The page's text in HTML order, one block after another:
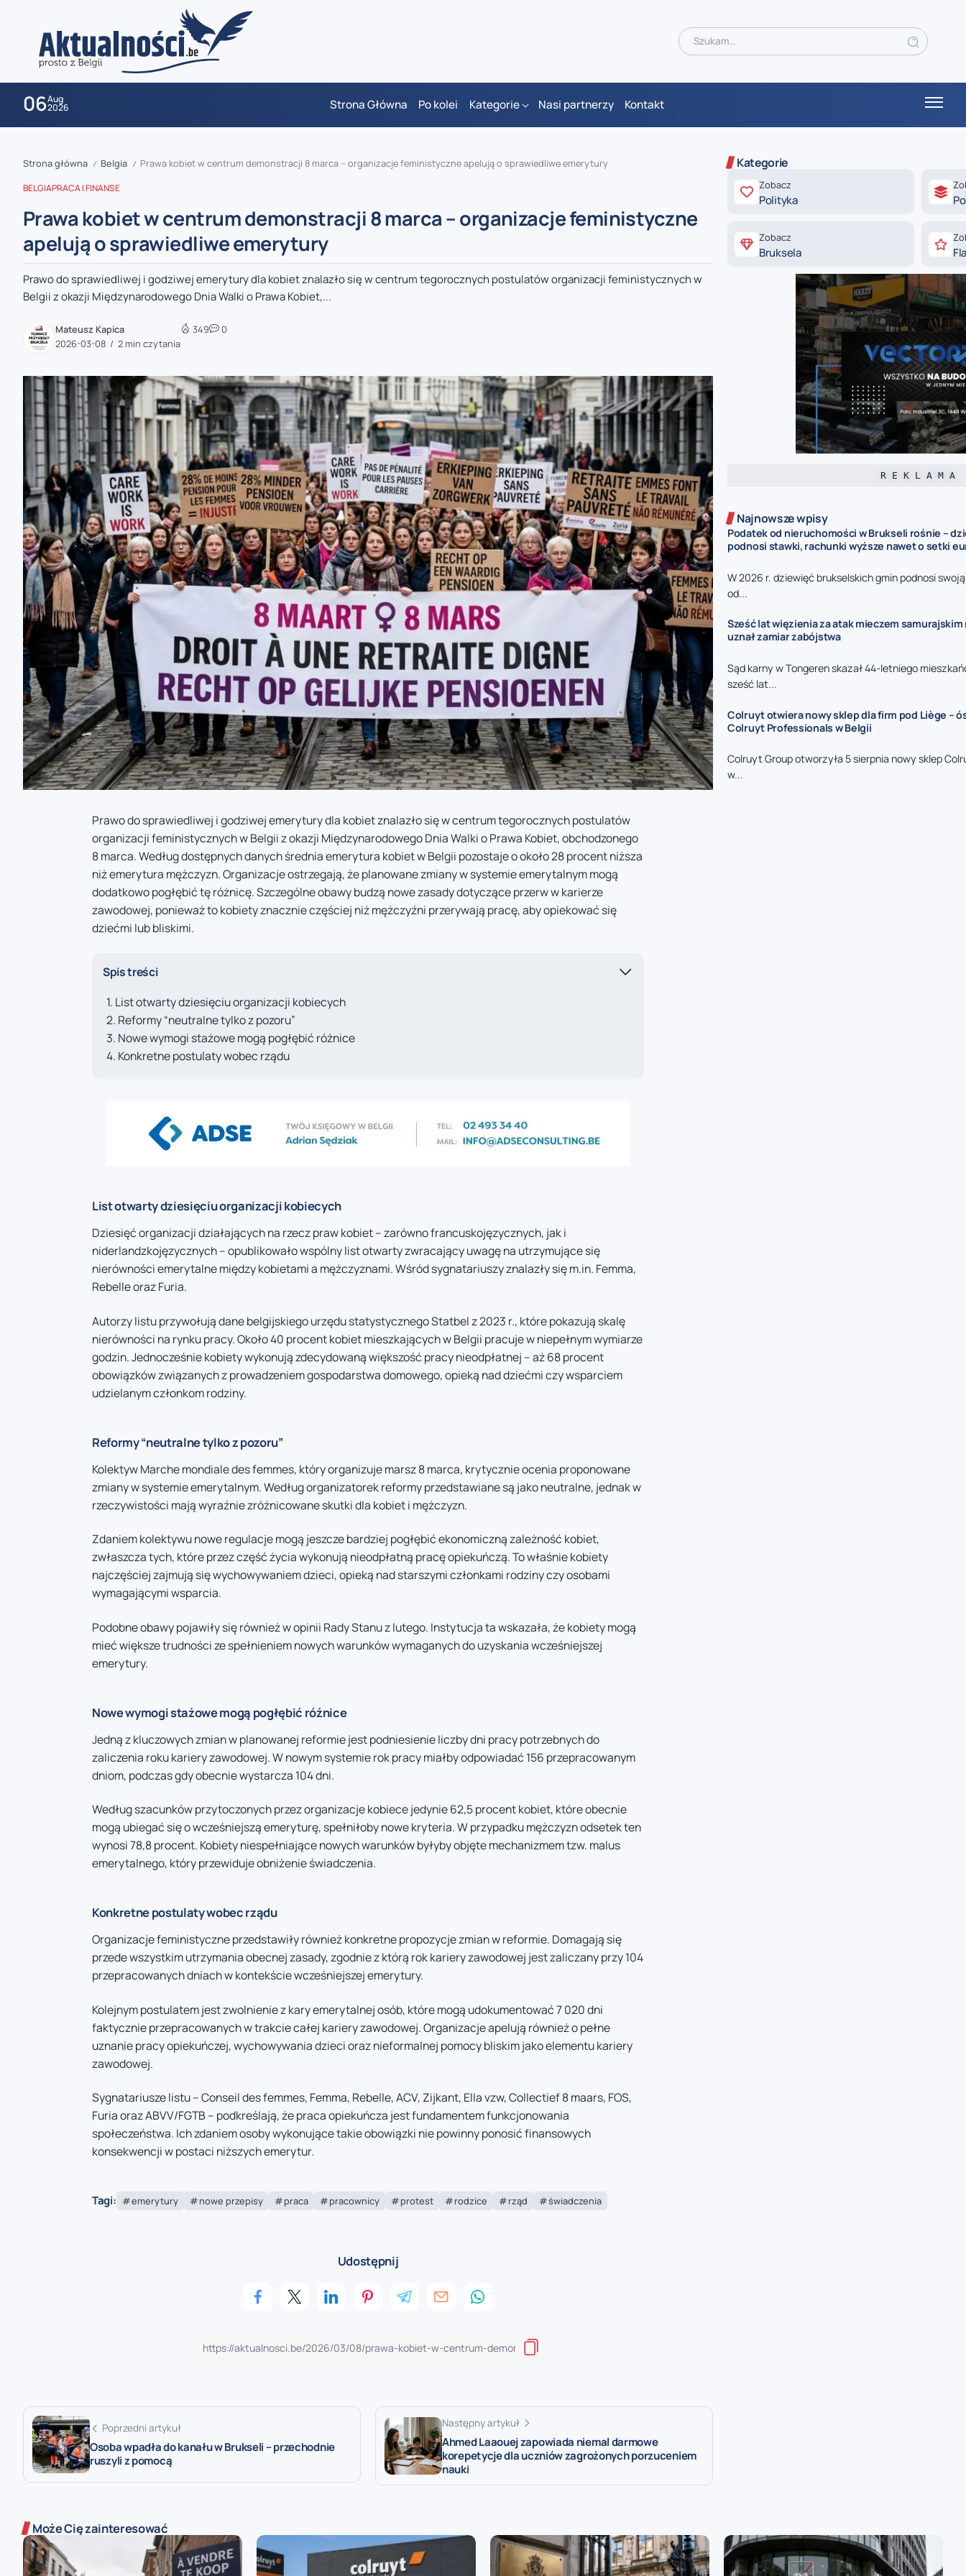
06Aug
2026 Strona Główna Po kolei Kategorie Nasi partnerzy Kontakt
zaobserwuj nas
zaobserwuj nas
zaobserwuj nas
zaobserwuj nas
zaobserwuj nas
Strona główna / Belgia / Prawa kobiet w centrum demonstracji 8 marca – organizacje feministyczne apelują o sprawiedliwe emerytury
BELGIAPRACA I FINANSE
Prawa kobiet w centrum demonstracji 8 marca – organizacje feministyczne
apelują o sprawiedliwe emerytury
Prawo do sprawiedliwej i godziwej emerytury dla kobiet znalazło się w centrum tegorocznych postulatów organizacji feministycznych w
Belgii z okazji Międzynarodowego Dnia Walki o Prawa Kobiet,...
Mateusz Kapica
2026-03-08
2 min czytania
349 0
Prawo do sprawiedliwej i godziwej emerytury dla kobiet znalazło się w centrum tegorocznych postulatów
organizacji feministycznych w Belgii z okazji Międzynarodowego Dnia Walki o Prawa Kobiet, obchodzonego
8 marca. Według dostępnych danych średnia emerytura kobiet w Belgii pozostaje o około 28 procent niższa
niż emerytura mężczyzn. Organizacje ostrzegają, że planowane zmiany w systemie emerytalnym mogą
dodatkowo pogłębić tę różnicę. Szczególne obawy budzą nowe zasady dotyczące przerw w karierze
zawodowej, ponieważ to kobiety znacznie częściej niż mężczyźni przerywają pracę, aby opiekować się
dziećmi lub bliskimi.
Spis treści
List otwarty dziesięciu organizacji kobiecych
Reformy “neutralne tylko z pozoru”
Nowe wymogi stażowe mogą pogłębić różnice
Konkretne postulaty wobec rządu
List otwarty dziesięciu organizacji kobiecych
Dziesięć organizacji działających na rzecz praw kobiet – zarówno francuskojęzycznych, jak i
niderlandzkojęzycznych – opublikowało wspólny list otwarty zwracający uwagę na utrzymujące się
nierówności emerytalne między kobietami a mężczyznami. Wśród sygnatariuszy znalazły się m.in. Femma,
Rebelle oraz Furia.
Autorzy listu przywołują dane belgijskiego urzędu statystycznego Statbel z 2023 r., które pokazują skalę
nierówności na rynku pracy. Około 40 procent kobiet mieszkających w Belgii pracuje w niepełnym wymiarze
godzin. Jednocześnie kobiety wykonują zdecydowaną większość pracy nieodpłatnej – aż 68 procent
obowiązków związanych z prowadzeniem gospodarstwa domowego, opieką nad dziećmi czy wsparciem
udzielanym członkom rodziny.
Reformy “neutralne tylko z pozoru”
Kolektyw Marche mondiale des femmes, który organizuje marsz 8 marca, krytycznie ocenia proponowane
zmiany w systemie emerytalnym. Według organizatorek reformy przedstawiane są jako neutralne, jednak w
rzeczywistości mają wyraźnie zróżnicowane skutki dla kobiet i mężczyzn.
Zdaniem kolektywu nowe regulacje mogą jeszcze bardziej pogłębić ekonomiczną zależność kobiet,
zwłaszcza tych, które przez część życia wykonują nieodpłatną pracę opiekuńczą. To właśnie kobiety
najczęściej zajmują się wychowywaniem dzieci, opieką nad starszymi członkami rodziny czy osobami
wymagającymi wsparcia.
Podobne obawy pojawiły się również w opinii Rady Stanu z lutego. Instytucja ta wskazała, że kobiety mogą
mieć większe trudności ze spełnieniem nowych warunków wymaganych do uzyskania wcześniejszej
emerytury.
Nowe wymogi stażowe mogą pogłębić różnice
Jedną z kluczowych zmian w planowanej reformie jest podniesienie liczby dni pracy potrzebnych do
zaliczenia roku kariery zawodowej. W nowym systemie rok pracy miałby odpowiadać 156 przepracowanym
dniom, podczas gdy obecnie wystarcza 104 dni.
Według szacunków przytoczonych przez organizacje kobiece jedynie 62,5 procent kobiet, które obecnie
mogą ubiegać się o wcześniejszą emeryturę, spełniłoby nowe kryteria. W przypadku mężczyzn odsetek ten
wynosi 78,8 procent. Kobiety niespełniające nowych warunków byłyby objęte mechanizmem tzw. malus
emerytalnego, który przewiduje obniżenie świadczenia.
Konkretne postulaty wobec rządu
Organizacje feministyczne przedstawiły również konkretne propozycje zmian w reformie. Domagają się
przede wszystkim utrzymania obecnej zasady, zgodnie z którą rok kariery zawodowej jest zaliczany przy 104
przepracowanych dniach w kontekście wcześniejszej emerytury.
Kolejnym postulatem jest zwolnienie z kary emerytalnej osób, które mogą udokumentować 7 020 dni
faktycznie przepracowanych w trakcie całej kariery zawodowej. Organizacje apelują również o pełne
uznanie pracy opiekuńczej, wychowywania dzieci oraz nieformalnej pomocy bliskim jako elementu kariery
zawodowej.
Sygnatariusze listu – Conseil des femmes, Femma, Rebelle, ACV, Zijkant, Ella vzw, Collectief 8 maars, FOS,
Furia oraz ABVV/FGTB – podkreślają, że praca opiekuńcza jest fundamentem funkcjonowania
społeczeństwa. Ich zdaniem osoby wykonujące takie obowiązki nie powinny ponosić finansowych
konsekwencji w postaci niższych emerytur.
Tagi: emerytury nowe przepisy praca pracownicy protest rodzice rząd świadczenia
Udostępnij
Poprzedni artykuł
Osoba wpadła do kanału w Brukseli – przechodnie
ruszyli z pomocą
Następny artykuł
Ahmed Laaouej zapowiada niemal darmowe
korepetycje dla uczniów zagrożonych porzuceniem
nauki
Kategorie
Zobacz
Polityka
Zobacz
Bruksela
R E K L A M A
Najnowsze wpisy
Podatek od nieruchomości w Brukseli rośnie –
podnosi stawki, rachunki wyższe nawet o setki
W 2026 r. dziewięć brukselskich gmin podnosi
od...
Sześć lat więzienia za atak mieczem samurajskim
uznał zamiar zabójstwa
Sąd karny w Tongeren skazał 44-letniego
sześć lat...
Colruyt otwiera nowy sklep dla firm pod Liège –
Colruyt Professionals w Belgii
Colruyt Group otworzyła 5 sierpnia nowy sklep
w...
Może Cię zainteresować